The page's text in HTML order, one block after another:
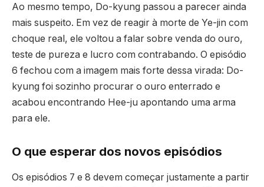
Ao mesmo tempo, Do-kyung passou a parecer ainda
mais suspeito. Em vez de reagir à morte de Ye-jin com
choque real, ele voltou a falar sobre venda do ouro,
teste de pureza e lucro com contrabando. O episódio
6 fechou com a imagem mais forte dessa virada: Do-
kyung foi sozinho procurar o ouro enterrado e
acabou encontrando Hee-ju apontando uma arma
para ele.
O que esperar dos novos episódios
Os episódios 7 e 8 devem começar justamente a partir